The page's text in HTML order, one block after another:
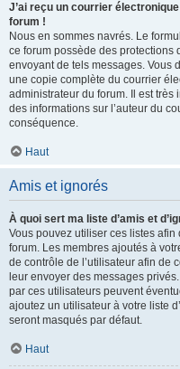
J’ai reçu un courrier
forum !
Nous en sommes navrés. Le
ce forum possède des protections
envoyant de tels messages. Vous
une copie complète du courrier
administrateur du forum. Il est très
des informations sur l’auteur du
conséquence.
Haut
Amis et ignorés
À quoi sert ma liste d’amis et
Vous pouvez utiliser ces listes afin
forum. Les membres ajoutés à
de contrôle de l’utilisateur afin de
leur envoyer des messages
par ces utilisateurs peuvent
ajoutez un utilisateur à votre liste
seront masqués par défaut.
Haut